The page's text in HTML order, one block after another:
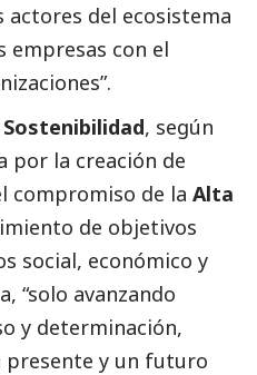
del ecosistema
empresas con el
Sostenibilidad, según
por la creación de
compromiso de la Alta
de objetivos
social, económico y
“solo avanzando
y determinación,
presente y un futuro